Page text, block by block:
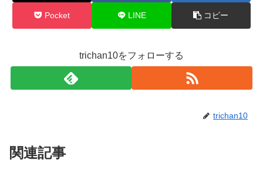
Pocket LINE コピー
trichan10をフォローする
trichan10
関連記事